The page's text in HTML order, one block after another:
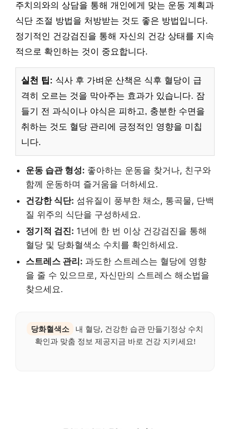
주치의와의 상담을 통해 개인에게 맞는 운동 계획과
식단 조절 방법을 처방받는 것도 좋은 방법입니다.
정기적인 건강검진을 통해 자신의 건강 상태를 지속
적으로 확인하는 것이 중요합니다.
실천 팁: 식사 후 가벼운 산책은 식후 혈당이 급
격히 오르는 것을 막아주는 효과가 있습니다. 잠
들기 전 과식이나 야식은 피하고, 충분한 수면을
취하는 것도 혈당 관리에 긍정적인 영향을 미칩
니다.
운동 습관 형성: 좋아하는 운동을 찾거나, 친구와
함께 운동하며 즐거움을 더하세요.
건강한 식단: 섬유질이 풍부한 채소, 통곡물, 단백
질 위주의 식단을 구성하세요.
정기적 검진: 1년에 한 번 이상 건강검진을 통해
혈당 및 당화혈색소 수치를 확인하세요.
스트레스 관리: 과도한 스트레스는 혈당에 영향
을 줄 수 있으므로, 자신만의 스트레스 해소법을
찾으세요.
당화혈색소
내 혈당, 건강한 습관 만들기정상 수치
확인과 맞춤 정보 제공지금 바로 건강 지키세요!